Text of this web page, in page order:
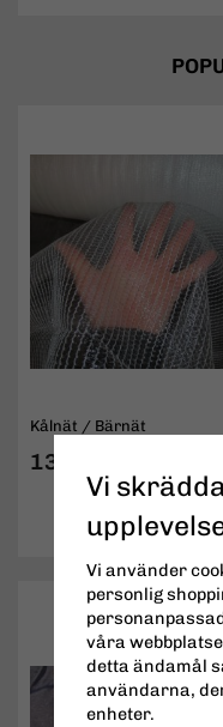
Kålnät / Bärnät
136 kr
INFO KÖP
Vi
Vi använder
personlig
våra
detta ändamål
användarna,
enheter.